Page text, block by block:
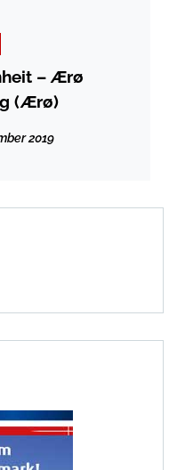
– Ærø
(Ærø)
2019